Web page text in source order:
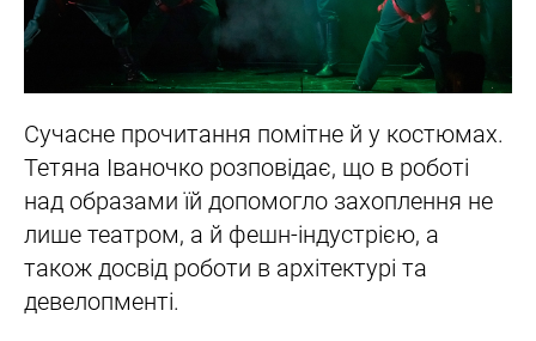
Сучасне прочитання помітне й у костюмах.
Тетяна Іваночко розповідає, що в роботі
над образами їй допомогло захоплення не
лише театром, а й фешн-індустрією, а
також досвід роботи в архітектурі та
девелопменті.